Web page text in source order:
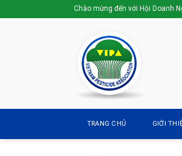
to
Chào mừng đến với Hội Doanh
TRANG CHỦ GIỚI